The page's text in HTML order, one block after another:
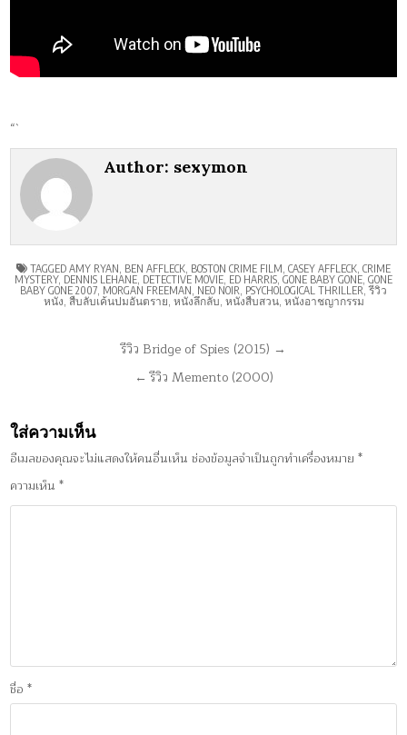
“`
Author: sexymon
TAGGED AMY RYAN, BEN AFFLECK, BOSTON CRIME FILM, CASEY AFFLECK, CRIME
MYSTERY, DENNIS LEHANE, DETECTIVE MOVIE, ED HARRIS, GONE BABY GONE, GONE
BABY GONE 2007, MORGAN FREEMAN, NEO NOIR, PSYCHOLOGICAL THRILLER,รีวิว
หนัง, สืบลับเค้นปมอันตราย, หนังลึกลับ, หนังสืบสวน, หนังอาชญากรรม
รีวิว Bridge of Spies (2015) →
← รีวิว Memento (2000)
ใส่ความเห็น
อีเมลของคุณจะไม่แสดงให้คนอื่นเห็น ช่องข้อมูลจำเป็นถูกทำเครื่องหมาย*
ความเห็น*
ชื่อ*